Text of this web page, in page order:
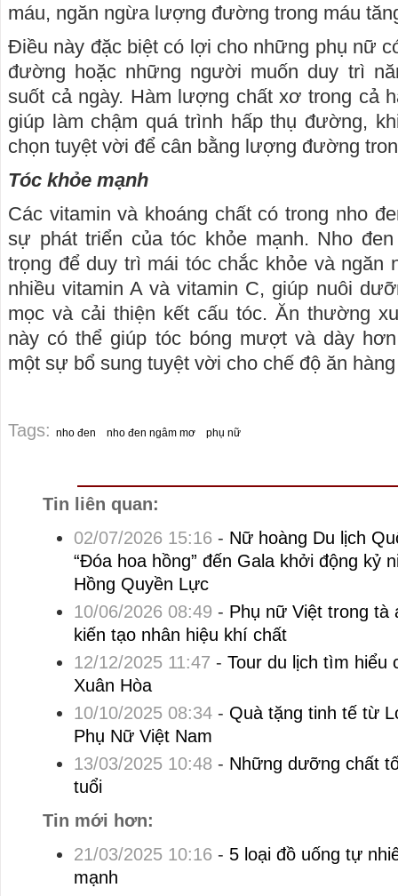
máu, ngăn ngừa lượng đường trong máu
Điều này đặc biệt có lợi cho những phụ nữ
đường hoặc những người muốn duy trì
suốt cả ngày. Hàm lượng chất xơ trong cả
giúp làm chậm quá trình hấp thụ đường,
chọn tuyệt vời để cân bằng lượng đường
Tóc khỏe mạnh
Các vitamin và khoáng chất có trong nho
sự phát triển của tóc khỏe mạnh. Nho
trọng để duy trì mái tóc chắc khỏe và ngăn
nhiều vitamin A và vitamin C, giúp nuôi
mọc và cải thiện kết cấu tóc. Ăn thường
này có thể giúp tóc bóng mượt và dày
một sự bổ sung tuyệt vời cho chế độ ăn
Tags: nho đen nho đen ngâm mơ phụ nữ
Tin liên quan:
02/07/2026 15:16 - Nữ hoàng Du lịch
“Đóa hoa hồng” đến Gala khởi động kỷ
Hồng Quyền Lực
10/06/2026 08:49 - Phụ nữ Việt trong tà
kiến tạo nhân hiệu khí chất
12/12/2025 11:47 - Tour du lịch tìm hiểu
Xuân Hòa
10/10/2025 08:34- Quà tặng tinh tế từ
Phụ Nữ Việt Nam
13/03/2025 10:48 - Những dưỡng chất
tuổi
Tin mới hơn:
21/03/2025 10:16 - 5 loại đồ uống tự
mạnh